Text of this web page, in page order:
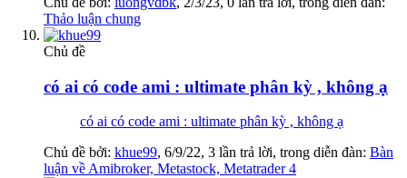
Thảo luận chung
Chủ đề
có ai có code ami : ultimate phân kỳ , không ạ
có ai có code ami : ultimate phân kỳ , không ạ
Chủ đề bởi: khue99, 6/9/22, 3 lần trả lời, trong diễn đàn: Bàn
luận về Amibroker, Metastock, Metatrader 4